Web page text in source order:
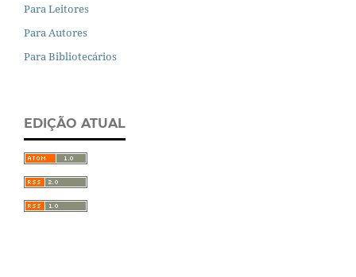
Para Leitores
Para Autores
Para Bibliotecários
EDIÇÃO ATUAL